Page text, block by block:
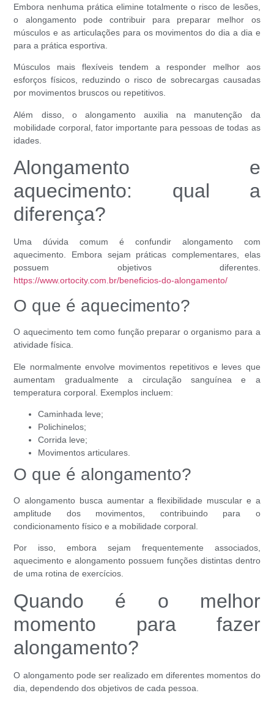
Embora nenhuma prática elimine totalmente o risco de lesões,
o alongamento pode contribuir para preparar melhor os
músculos e as articulações para os movimentos do dia a dia e
para a prática esportiva.
Músculos mais flexíveis tendem a responder melhor aos
esforços físicos, reduzindo o risco de sobrecargas causadas
por movimentos bruscos ou repetitivos.
Além disso, o alongamento auxilia na manutenção da
mobilidade corporal, fator importante para pessoas de todas as
idades.
Alongamento e
aquecimento: qual a
diferença?
Uma dúvida comum é confundir alongamento com
aquecimento. Embora sejam práticas complementares, elas
possuem objetivos diferentes.
https://www.ortocity.com.br/beneficios-do-alongamento/
O que é aquecimento?
O aquecimento tem como função preparar o organismo para a
atividade física.
Ele normalmente envolve movimentos repetitivos e leves que
aumentam gradualmente a circulação sanguínea e a
temperatura corporal. Exemplos incluem:
Caminhada leve;
Polichinelos;
Corrida leve;
Movimentos articulares.
O que é alongamento?
O alongamento busca aumentar a flexibilidade muscular e a
amplitude dos movimentos, contribuindo para o
condicionamento físico e a mobilidade corporal.
Por isso, embora sejam frequentemente associados,
aquecimento e alongamento possuem funções distintas dentro
de uma rotina de exercícios.
Quando é o melhor
momento para fazer
alongamento?
O alongamento pode ser realizado em diferentes momentos do
dia, dependendo dos objetivos de cada pessoa.